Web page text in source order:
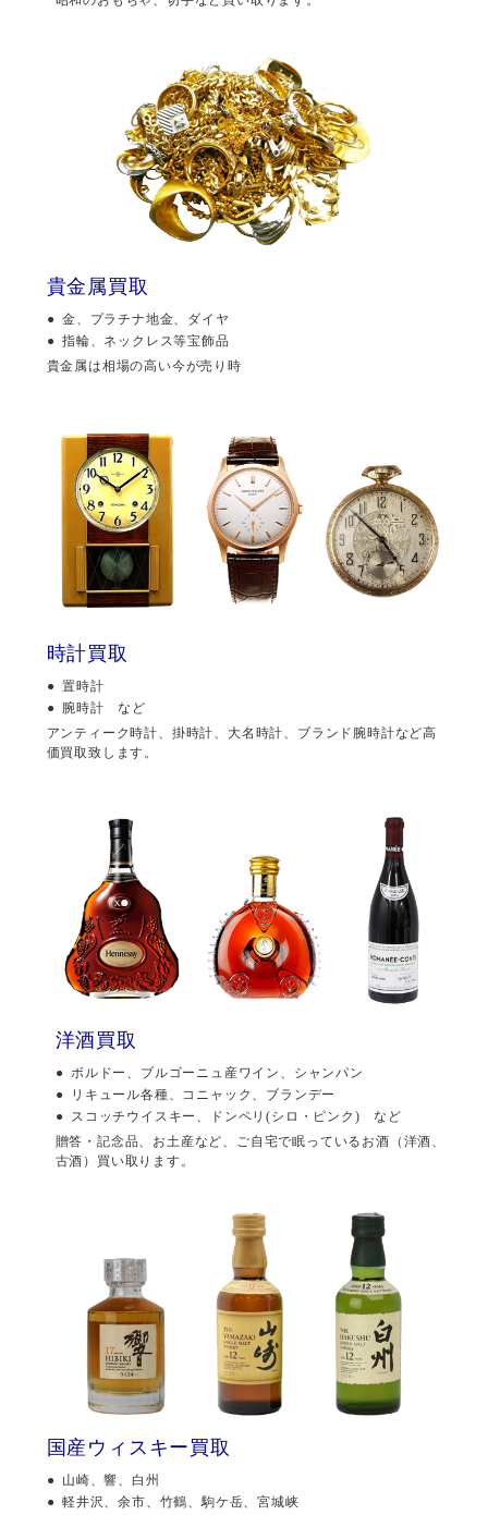
貴金属買取
金、プラチナ地金、ダイヤ
指輪、ネックレス等宝飾品
貴金属は相場の高い今が売り時
時計買取
置時計
腕時計 など
アンティーク時計、掛時計、大名時計、ブランド腕時計など高
価買取致します。
洋酒買取
ボルドー、ブルゴーニュ産ワイン、シャンパン
リキュール各種、コニャック、ブランデー
スコッチウイスキー、ドンペリ(シロ・ピンク) など
贈答・記念品、お土産など、ご自宅で眠っているお酒（洋酒、
古酒）買い取ります。
国産ウィスキー買取
山崎、響、白州
軽井沢、余市、竹鶴、駒ケ岳、宮城峡